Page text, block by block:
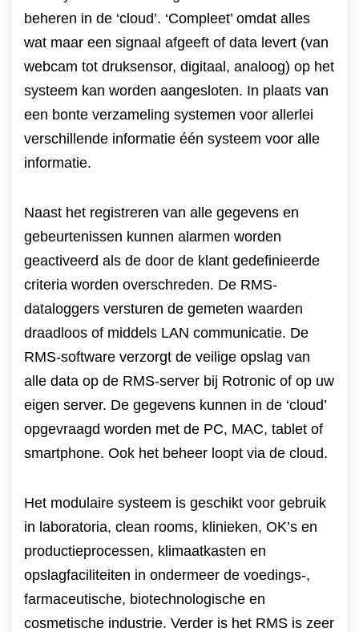
beheren in de ‘cloud’. ‘Compleet’ omdat alles
wat maar een signaal afgeeft of data levert (van
webcam tot druksensor, digitaal, analoog) op het
systeem kan worden aangesloten. In plaats van
een bonte verzameling systemen voor allerlei
verschillende informatie één systeem voor alle
informatie.
Naast het registreren van alle gegevens en
gebeurtenissen kunnen alarmen worden
geactiveerd als de door de klant gedefinieerde
criteria worden overschreden. De RMS-
dataloggers versturen de gemeten waarden
draadloos of middels LAN communicatie. De
RMS-software verzorgt de veilige opslag van
alle data op de RMS-server bij Rotronic of op uw
eigen server. De gegevens kunnen in de ‘cloud’
opgevraagd worden met de PC, MAC, tablet of
smartphone. Ook het beheer loopt via de cloud.
Het modulaire systeem is geschikt voor gebruik
in laboratoria, clean rooms, klinieken, OK’s en
productieprocessen, klimaatkasten en
opslagfaciliteiten in ondermeer de voedings-,
farmaceutische, biotechnologische en
cosmetische industrie. Verder is het RMS is zeer